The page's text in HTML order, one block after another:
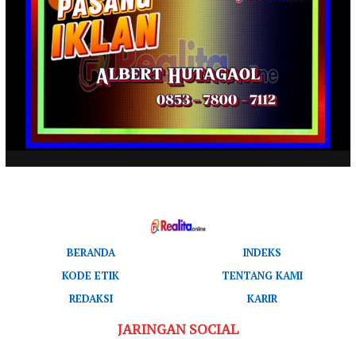
BERANDA
INDEKS
KODE ETIK
TENTANG KAMI
REDAKSI
KARIR
JARINGAN SOCIAL